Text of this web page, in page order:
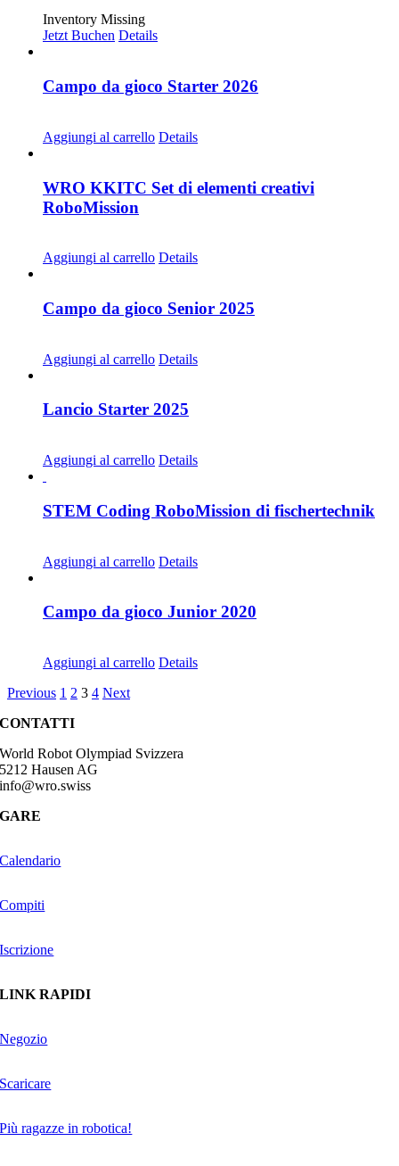
Inventory Missing
Jetzt Buchen Details
Campo da gioco Starter 2026
Aggiungi al carrello Details
WRO KKITC Set di elementi creativi
RoboMission
Aggiungi al carrello Details
Campo da gioco Senior 2025
Aggiungi al carrello Details
Lancio Starter 2025
Aggiungi al carrello Details
STEM Coding RoboMission di fischertechnik
Aggiungi al carrello Details
Campo da gioco Junior 2020
Aggiungi al carrello Details
Previous 1 2 3 4 Next
CONTATTI
World Robot Olympiad Svizzera
5212 Hausen AG
info@wro.swiss
GARE
Calendario
Compiti
Iscrizione
LINK RAPIDI
Negozio
Scaricare
Più ragazze in robotica!